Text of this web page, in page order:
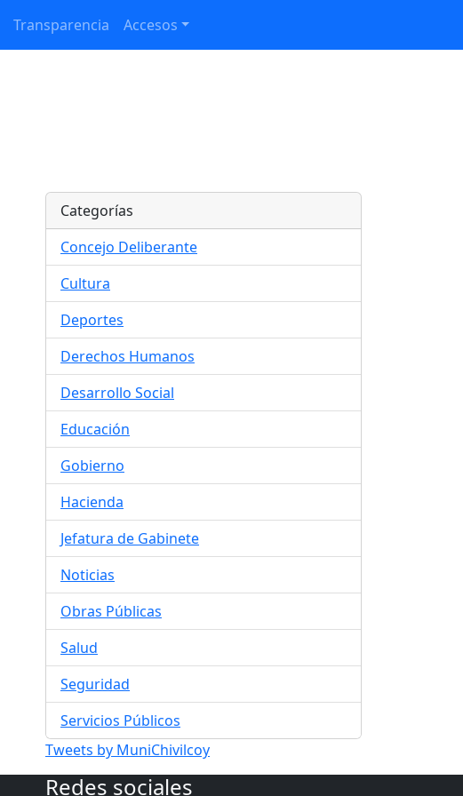
Transparencia Accesos
Categorías
Concejo Deliberante
Cultura
Deportes
Derechos Humanos
Desarrollo Social
Educación
Gobierno
Hacienda
Jefatura de Gabinete
Noticias
Obras Públicas
Salud
Seguridad
Servicios Públicos
Tweets by MuniChivilcoy
Redes sociales